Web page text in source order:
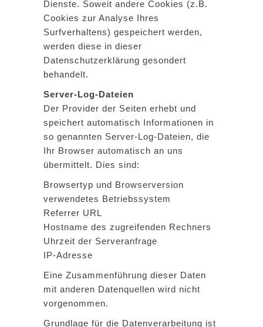
Dienste. Soweit andere Cookies (z.B.
Cookies zur Analyse Ihres
Surfverhaltens) gespeichert werden,
werden diese in dieser
Datenschutzerklärung gesondert
behandelt.
Server-Log-Dateien
Der Provider der Seiten erhebt und
speichert automatisch Informationen in
so genannten Server-Log-Dateien, die
Ihr Browser automatisch an uns
übermittelt. Dies sind:
Browsertyp und Browserversion
verwendetes Betriebssystem
Referrer URL
Hostname des zugreifenden Rechners
Uhrzeit der Serveranfrage
IP-Adresse
Eine Zusammenführung dieser Daten
mit anderen Datenquellen wird nicht
vorgenommen.
Grundlage für die Datenverarbeitung ist